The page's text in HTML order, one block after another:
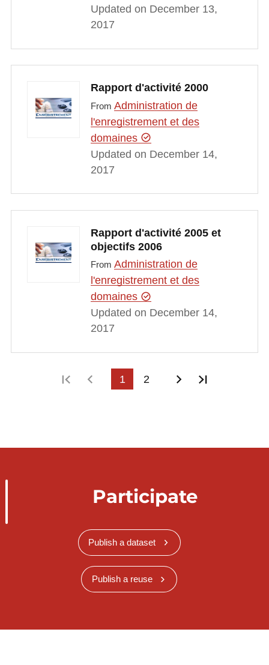
Updated on December 13,
2017
Rapport d'activité 2000
From Administration de
l'enregistrement et des
domaines
Updated on December 14,
2017
Rapport d'activité 2005 et
objectifs 2006
From Administration de
l'enregistrement et des
domaines
Updated on December 14,
2017
First pagePrevious page
1 2 Next page
Participate
Publish a dataset
Publish a reuse